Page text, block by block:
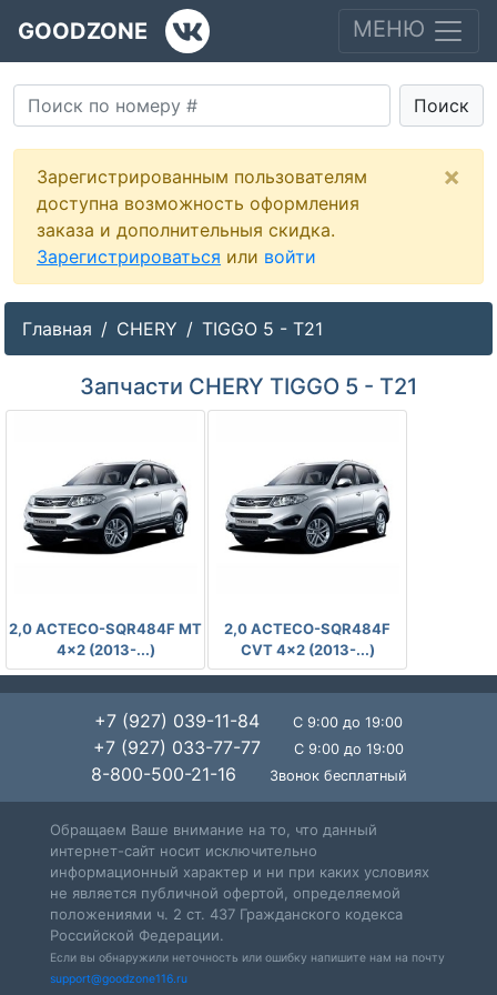
GOODZONE МЕНЮ
Поиск
Зарегистрированным пользователям
доступна возможность оформления
заказа и дополнительныя скидка.
Зарегистрироваться или войти
×
Главная CHERY TIGGO 5 - T21
Запчасти CHERY TIGGO 5 - T21
2,0 ACTECO-SQR484F MT
4x2 (2013-...)
2,0 ACTECO-SQR484F
CVT 4x2 (2013-...)
+7 (927) 039-11-84 С 9:00 до 19:00
+7 (927) 033-77-77 С 9:00 до 19:00
8-800-500-21-16 Звонок бесплатный
Обращаем Ваше внимание на то, что данный
интернет-сайт носит исключительно
информационный характер и ни при каких условиях
не является публичной офертой, определяемой
положениями ч. 2 ст. 437 Гражданского кодекса
Российской Федерации.
Если вы обнаружили неточность или ошибку напишите нам на почту
support@goodzone116.ru